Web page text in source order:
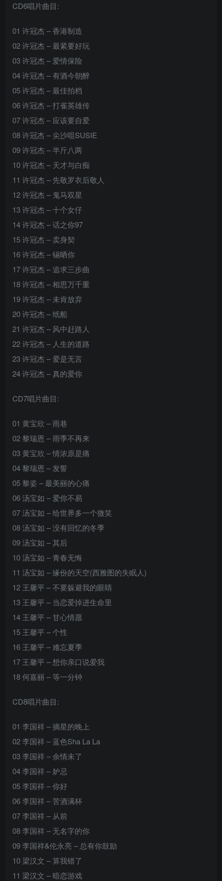
CD6唱片曲目:
01 许冠杰 – 香港制造
02 许冠杰 – 最紧要好玩
03 许冠杰 – 爱情保险
04 许冠杰 – 有酒今朝醉
05 许冠杰 – 最佳拍档
06 许冠杰 – 打雀英雄传
07 许冠杰 – 应该要自爱
08 许冠杰 – 尖沙咀SUSIE
09 许冠杰 – 半斤八两
10 许冠杰 – 天才与白痴
11 许冠杰 – 先敬罗衣后敬人
12 许冠杰 – 鬼马双星
13 许冠杰 – 十个女仔
14 许冠杰 – 话之你97
15 许冠杰 – 卖身契
16 许冠杰 – 锡晒你
17 许冠杰 – 追求三步曲
18 许冠杰 – 相思万千重
19 许冠杰 – 未肯放弃
20 许冠杰 – 纸船
21 许冠杰 – 风中赶路人
22 许冠杰 – 人生的道路
23 许冠杰 – 爱是无言
24 许冠杰 – 真的爱你
CD7唱片曲目:
01 黄宝欣 – 雨巷
02 黎瑞恩 – 雨季不再来
03 黄宝欣 – 情浓原是痛
04 黎瑞恩 – 发誓
05 黎姿 – 最美丽的心痛
06 汤宝如 – 爱你不易
07 汤宝如 – 给世界多一个微笑
08 汤宝如 – 没有回忆的冬季
09 汤宝如 – 其后
10 汤宝如 – 青春无悔
11 汤宝如 – 缘份的天空(西雅图的失眠人)
12 王馨平 – 不要躲避我的眼睛
13 王馨平 – 当恋爱掉进生命里
14 王馨平 – 甘心情愿
15 王馨平 – 个性
16 王馨平 – 难忘夏季
17 王馨平 – 想你亲口说爱我
18 何嘉丽 – 等一分钟
CD8唱片曲目:
01 李国祥 – 摘星的晚上
02 李国祥 – 蓝色Sha La La
03 李国祥 – 余情未了
04 李国祥 – 妒忌
05 李国祥 – 你好
06 李国祥 – 苦酒满杯
07 李国祥 – 从前
08 李国祥 – 无名字的你
09 李国祥&伦永亮 – 总有你鼓励
10 梁汉文 – 算我错了
11 梁汉文 – 暗恋游戏